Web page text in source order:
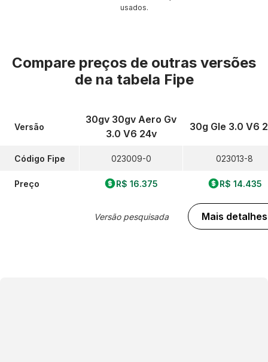
usados.
Compare preços de outras versões
de na tabela Fipe
Versão
Código Fipe
Preço
30gv 30gv Aero Gv
3.0 V6 24v
023009-0
R$ 16.375
Versão pesquisada
30g Gle 3.0 V6
023013-8
R$ 14.435
Mais detalhes